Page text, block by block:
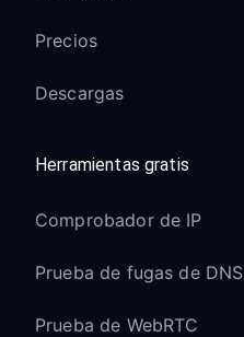
Precios
Descargas
Herramientas gratis
Comprobador de IP
Prueba de fugas de DNS
Prueba de WebRTC